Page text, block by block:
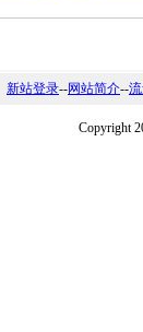
新站登录--网站简介--
Copyright